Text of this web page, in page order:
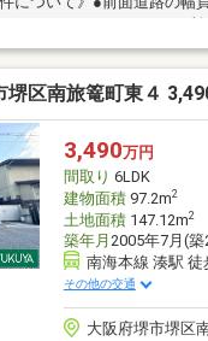
《周辺について》●新湊
分●近商ストア東湊店 自
自転車で約2分【お客様へ
トに掲載されていない物件
問い合わせくださいませ
無料の0120-521-021までお
堺区南旅篭町東４
3,490万円
間取り 6LDK
建物面積97.2m2
土地面積147.12m2
築年月 2005年7月(
南海本線 湊駅 徒
その他の交通
大阪府堺市堺区